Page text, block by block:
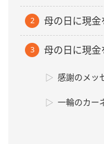
母の日に現金
母の日に現金
感謝のメッ
一輪のカー